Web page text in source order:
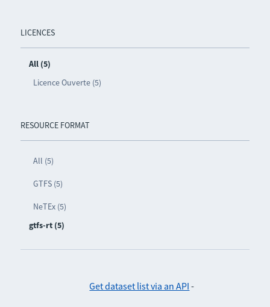
LICENCES
All (5)
Licence Ouverte (5)
RESOURCE FORMAT
All (5)
GTFS (5)
NeTEx (5)
gtfs-rt (5)
Get dataset list via an API -